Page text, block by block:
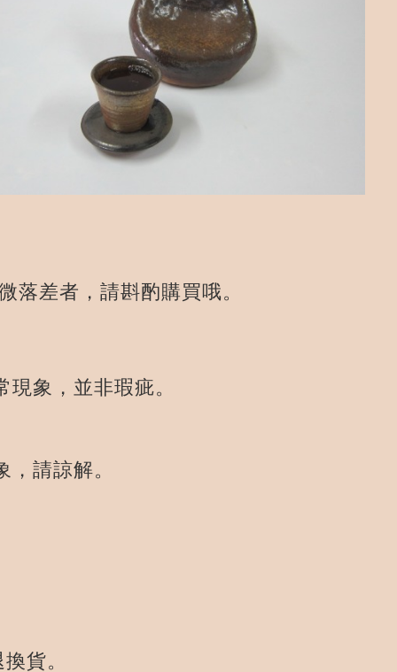
落差者，請斟酌購買哦。
象，並非瑕疵。
請諒解。
貨。